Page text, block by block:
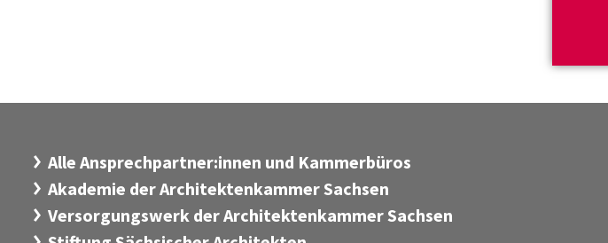
Alle Ansprechpartner:innen und Kammerbüros
Akademie der Architektenkammer Sachsen
Versorgungswerk der Architektenkammer Sachsen